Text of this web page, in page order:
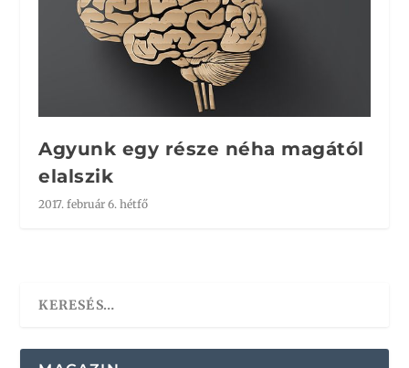
Agyunk egy része néha magától
elalszik
2017. február 6. hétfő